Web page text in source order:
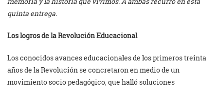
quinta entrega.
Los logros de la Revolución Educacional
Los conocidos avances educacionales de los primeros treinta
años de la Revolución se concretaron en medio de un
movimiento socio pedagógico, que halló soluciones